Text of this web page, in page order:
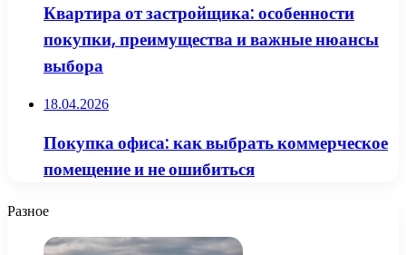
Квартира от застройщика: особенности
покупки, преимущества и важные нюансы
выбора
18.04.2026
Покупка офиса: как выбрать коммерческое
помещение и не ошибиться
Разное